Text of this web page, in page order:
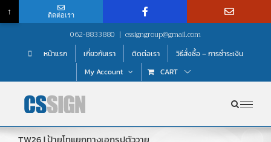
content
062-8833880 | cssigngroup@gmail.com
หน้าแรก เกี่ยวกับเรา ติดต่อเรา
วิธีสั่งซื้อ – การชำระเงิน
My Account
CART
TW26 | ป้ายโทแยกทางเอกรูปตัววาย
↑ ติดต่อเรา